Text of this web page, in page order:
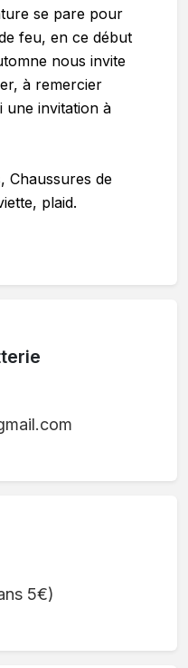
se pare pour
feu, en ce début
nous invite
à remercier
une invitation à
Chaussures de
plaid.
5€)